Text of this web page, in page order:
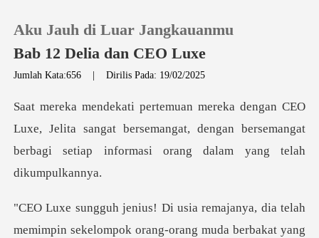
0
Pengisian Ulang
Keluar
Aku Jauh di Luar Jangkauanmu
Bab 12 Delia dan CEO Luxe
Jumlah Kata:656 |Dirilis Pada: 19/02/2025
Jelita sangat bersemangat, dengan bersemangat
berbagi
pin sekelompok orang-orang muda berbakat yang